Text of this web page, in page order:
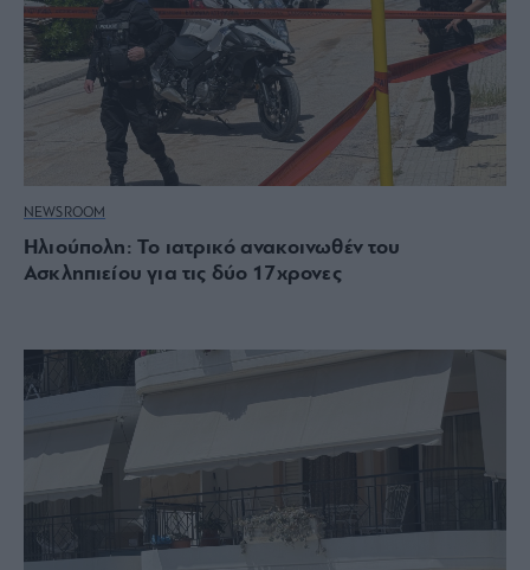
NEWSROOM
Ηλιούπολη: Το ιατρικό ανακοινωθέν του
Ασκληπιείου για τις δύο 17χρονες